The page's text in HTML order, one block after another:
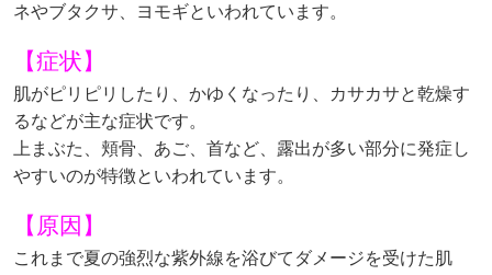
ネやブタクサ、ヨモギといわれています。
【症状】
肌がピリピリしたり、かゆくなったり、カサカサと乾燥す
るなどが主な症状です。
上まぶた、頬骨、あご、首など、露出が多い部分に発症し
やすいのが特徴といわれています。
【原因】
これまで夏の強烈な紫外線を浴びてダメージを受けた肌